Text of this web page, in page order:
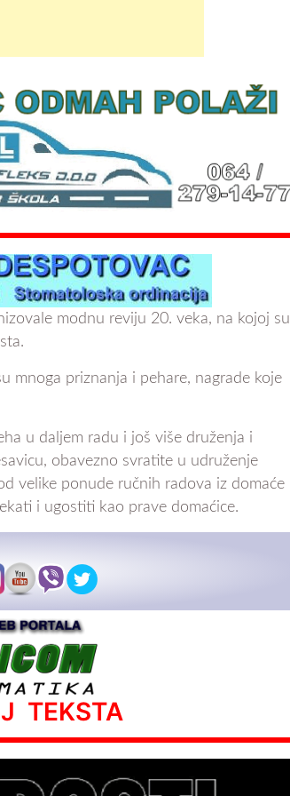
modnu reviju 20. veka, na kojoj su
mnoga priznanja i pehare, nagrade koje
u daljem radu i još više druženja i
obavezno svratite u udruženje
velike ponude ručnih radova iz domaće
i ugostiti kao prave domaćice.
TEKSTA